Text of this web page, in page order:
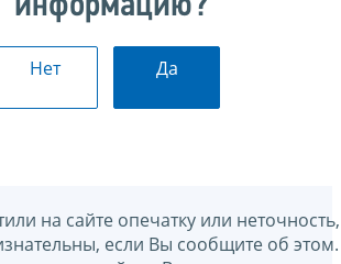
Нет Да
на сайте опечатку или неточность,
если Вы сообщите об этом.